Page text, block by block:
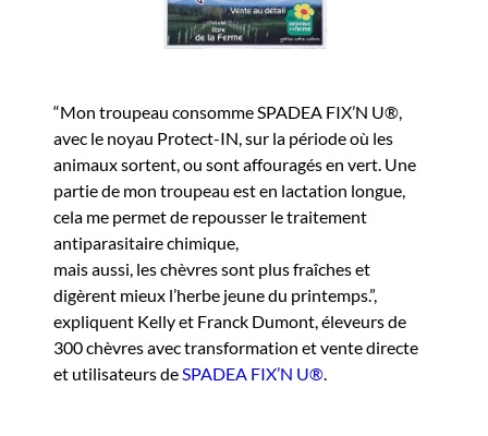
“Mon troupeau consomme SPADEA FIX’N U®,
avec le noyau Protect-IN, sur la période où les
animaux sortent, ou sont affouragés en vert. Une
partie de mon troupeau est en lactation longue,
cela me permet de repousser le traitement
antiparasitaire chimique,
mais aussi, les chèvres sont plus fraîches et
digèrent mieux l’herbe jeune du printemps.”,
expliquent Kelly et Franck Dumont, éleveurs de
300 chèvres avec transformation et vente directe
et utilisateurs de SPADEA FIX’N U®